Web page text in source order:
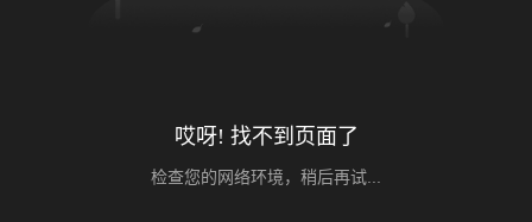
哎呀! 找不到页面了
检查您的网络环境，稍后再试...